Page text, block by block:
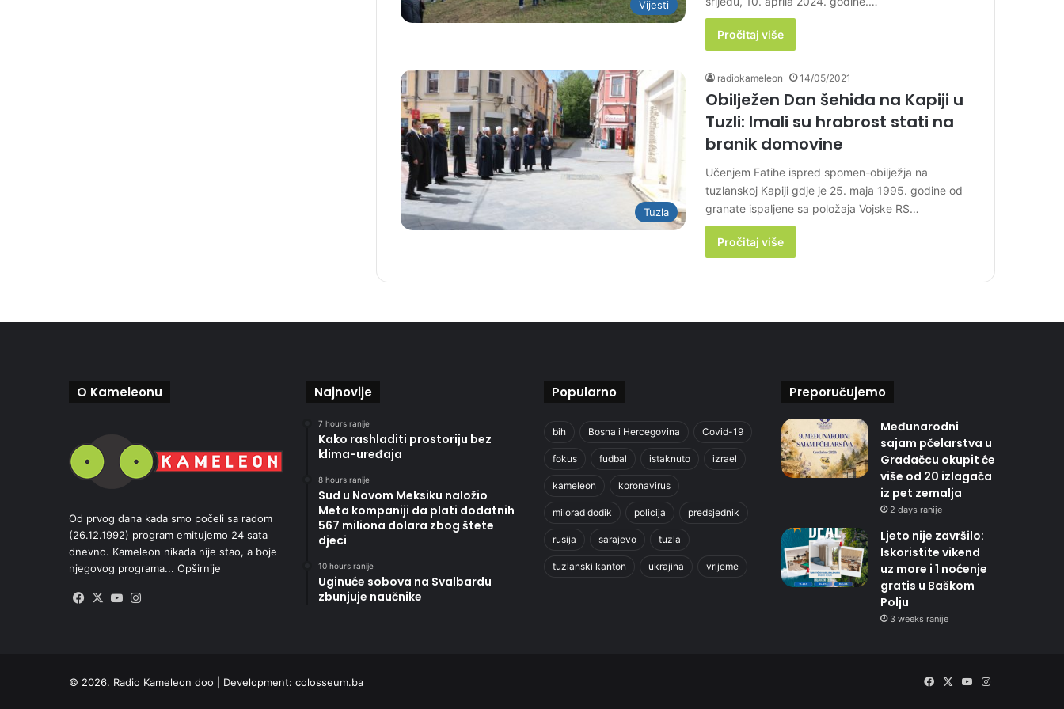
Vijesti
Pročitaj više
Tuzla
radiokameleon 14/05/2021
Obilježen Dan šehida na Kapiji u
Tuzli: Imali su hrabrost stati na
branik domovine
Učenjem Fatihe ispred spomen-obilježja na
tuzlanskoj Kapiji gdje je 25. maja 1995. godine od
granate ispaljene sa položaja Vojske RS…
Pročitaj više
O Kameleonu
Od prvog dana kada smo počeli sa radom
(26.12.1992) program emitujemo 24 sata
dnevno. Kameleon nikada nije stao, a boje
njegovog programa... Opširnije
Facebook
X YouTube
Najnovije
7 hours ranije
Kako rashladiti prostoriju bez
klima-uređaja
8 hours ranije
Sud u Novom Meksiku naložio
Meta kompaniji da plati dodatnih
567 miliona dolara zbog štete
djeci
10 hours ranije
Uginuće sobova na Svalbardu
zbunjuje naučnike
Popularno
bih Bosna i Hercegovina Covid-19
fokus fudbal istaknuto izrael
kameleon koronavirus
milorad dodik policija predsjednik
rusija sarajevo tuzla
tuzlanski kanton ukrajina vrijeme
Preporučujemo
Međunarodni
sajam pčelarstva u
Gradačcu okupit će
više od 20 izlagača
iz pet zemalja
2 days ranije
Ljeto nije završilo:
Iskoristite vikend
uz more i 1 noćenje
gratis u Baškom
Polju
3 weeks ranije
© 2026. Radio Kameleon doo | Development: colosseum.ba FacebookYouTubeInstagram